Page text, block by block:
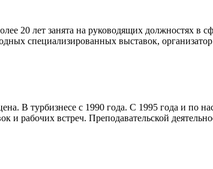
20 лет занята на руководящих должностях в
специализированных выставок,
В турбизнесе с 1990 года. С 1995 года и по
рабочих встреч. Преподавательской